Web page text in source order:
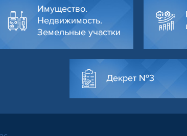
Имущество.
Недвижимость.
Земельные участки
Декрет №3